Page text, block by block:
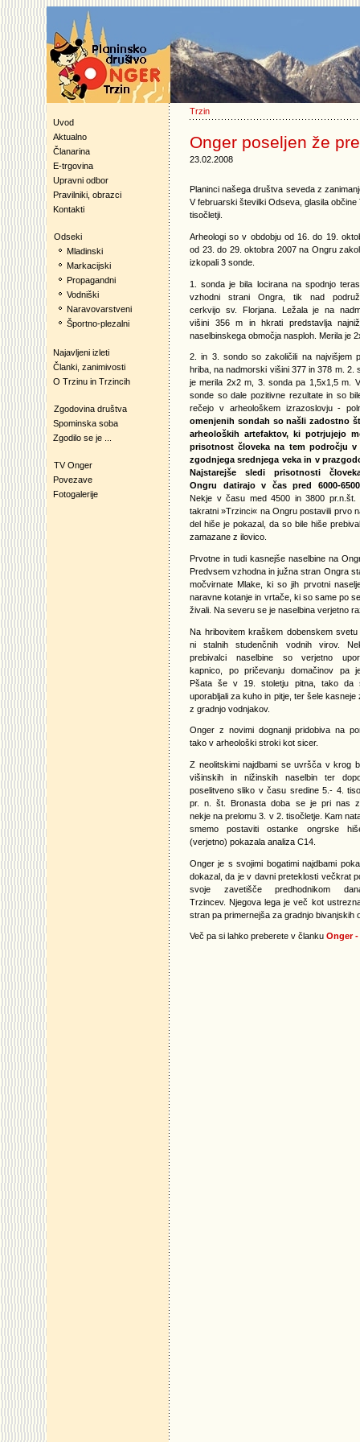
Uvod
Aktualno
Članarina
E-trgovina
Upravni odbor
Pravilniki, obrazci
Kontakti
Odseki
Mladinski
Markacijski
Propagandni
Vodniški
Naravovarstveni
Športno-plezalni
Najavljeni izleti
Članki, zanimivosti
O Trzinu in Trzincih
Zgodovina društva
Spominska soba
Zgodilo se je ...
TV Onger
Povezave
Fotogalerije
Trzin
Onger poseljen že
23.02.2008
Planinci našega društva seveda z
V februarski številki Odseva, glasila
tisočletji.
Arheologi so v obdobju od 16. do 19.
od 23. do 29. oktobra 2007 na Ongru
izkopali 3 sonde.
1. sonda je bila locirana na spodnjo
vzhodni strani Ongra, tik nad
cerkvijo sv. Florjana. Ležala je na
višini 356 m in hkrati predstavlja
naselbinskega območja nasploh. Merila je
2. in 3. sondo so zakoličili na najvišjem
hriba, na nadmorski višini 377 in 378 m. 2.
je merila 2x2 m, 3. sonda pa 1,5x1,5 m.
sonde so dale pozitivne rezultate in so
rečejo v arheološkem izrazoslovju -
omenjenih sondah so našli zadostno
arheoloških artefaktov, ki potrjujejo
prisotnost človeka na tem področju v
zgodnjega srednjega veka in v
Najstarejše sledi prisotnosti
Ongru datirajo v čas pred 6000-
Nekje v času med 4500 in 3800 pr.n.št.
takratni »Trzinci« na Ongru postavili prvo
del hiše je pokazal, da so bile hiše
zamazane z ilovico.
Prvotne in tudi kasnejše naselbine na
Predvsem vzhodna in južna stran Ongra
močvirnate Mlake, ki so jih prvotni
naravne kotanje in vrtače, ki so same po
živali. Na severu se je naselbina verjetno
Na hribovitem kraškem dobenskem
ni stalnih studenčnih vodnih virov.
prebivalci naselbine so verjetno
kapnico, po pričevanju domačinov pa
Pšata še v 19. stoletju pitna, tako da
uporabljali za kuho in pitje, ter šele kasneje
z gradnjo vodnjakov.
Onger z novimi dognanji pridobiva na
tako v arheološki stroki kot sicer.
Z neolitskimi najdbami se uvršča v krog
višinskih in nižinskih naselbin ter
poselitveno sliko v času sredine 5.- 4.
pr. n. št. Bronasta doba se je pri nas
nekje na prelomu 3. v 2. tisočletje. Kam
smemo postaviti ostanke ongrske
(verjetno) pokazala analiza C14.
Onger je s svojimi bogatimi najdbami
dokazal, da je v davni preteklosti večkrat
svoje zavetišče predhodnikom
Trzincev. Njegova lega je več kot
stran pa primernejša za gradnjo bivanjskih
Več pa si lahko preberete v članku Onger